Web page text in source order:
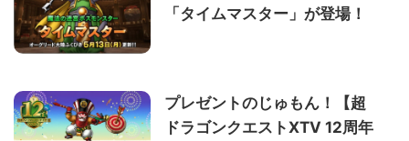
「タイムマスター」が登場！
プレゼントのじゅもん！【超
ドラゴンクエストXTV 12周年